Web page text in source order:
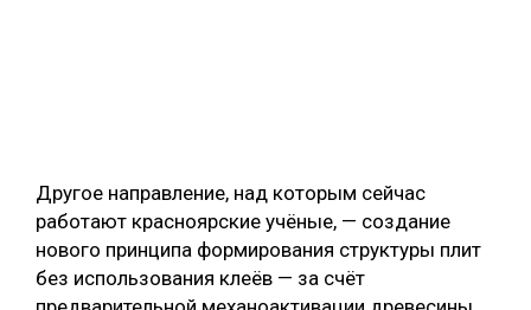
Другое направление, над которым сейчас
работают красноярские учёные, — создание
нового принципа формирования структуры плит
без использования клеёв — за счёт